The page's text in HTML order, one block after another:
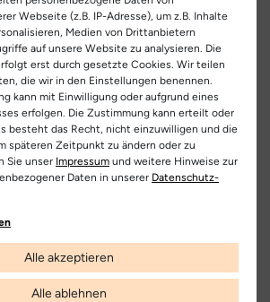
Drehverschluss ermöglicht ein
Anziehen, ideal für aktive Kids, die keine
Dank der Gore-Tex-Membran sind die
und atmungsaktiv, perfekt für jedes
dem Superfit Mars Winterboot bleiben die
auch bei Schnee und Kälte trocken und
und mach jeden Wintertag zu
Erlebnis!
26896
416800086
Schneeboots
Mars
Synthetik | Textil
Textil
Gummi
GmbH
4, 8073 Feldkirchen bei Graz,
10
mit
Wir verkaufen nur Origininalprodukte,
die direkt vom Hersteller bezogen
werden, in unseren Regalen liegen und
Webseite (z.B. IP-Adresse), um z.B. Inhalte
Medien von Drittanbietern
auf unsere Website zu analysieren. Die
erst durch gesetzte Cookies. Wir teilen
die wir in den Einstellungen benennen.
kann mit Einwilligung oder aufgrund eines
erfolgen. Die Zustimmung kann erteilt oder
besteht das Recht, nicht einzuwilligen und die
späteren Zeitpunkt zu ändern oder zu
Sie unser Impressum und weitere Hinweise zur
Daten in unserer Daten­schutz­
Alle akzeptieren
Alle ablehnen